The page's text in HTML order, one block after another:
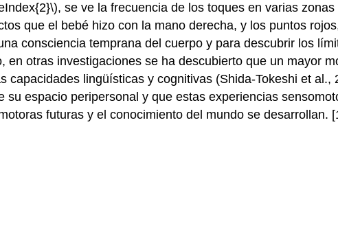
se ve la frecuencia de los toques en varias
que el bebé hizo con la mano derecha, y los puntos
consciencia temprana del cuerpo y para descubrir los
otras investigaciones se ha descubierto que un mayor
lingüísticas y cognitivas (Shida-Tokeshi et al.,
espacio peripersonal y que estas experiencias
futuras y el conocimiento del mundo se desarrollan.